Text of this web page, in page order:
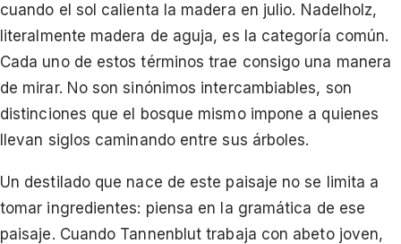
cuando el sol calienta la madera en julio. Nadelholz,
literalmente madera de aguja, es la categoría común.
Cada uno de estos términos trae consigo una manera
de mirar. No son sinónimos intercambiables, son
distinciones que el bosque mismo impone a quienes
llevan siglos caminando entre sus árboles.
Un destilado que nace de este paisaje no se limita a
tomar ingredientes: piensa en la gramática de ese
paisaje. Cuando Tannenblut trabaja con abeto joven,